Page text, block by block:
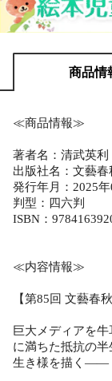
商品情
≪商品情報≫
著者名：清武英利
出版社名：文藝春
発行年月：2025年
判型：四六判
ISBN：
≪内容情報≫
【第85回 文藝春
巨大メディアを
に満ちた抵抗の
生き様を描く――